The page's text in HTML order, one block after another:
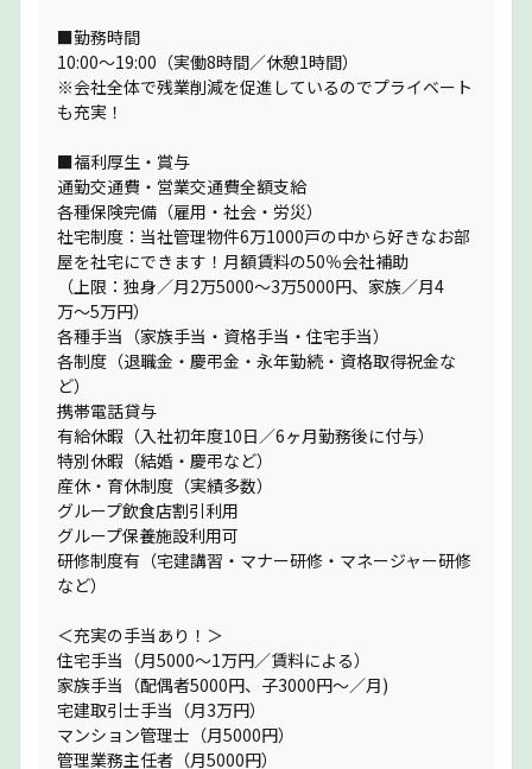
■勤務時間
10:00〜19:00（実働8時間／休憩1時間）
※会社全体で残業削減を促進しているのでプライベート
も充実！
■福利厚生・賞与
通勤交通費・営業交通費全額支給
各種保険完備（雇用・社会・労災）
社宅制度：当社管理物件6万1000戸の中から好きなお部
屋を社宅にできます！月額賃料の50％会社補助
（上限：独身／月2万5000〜3万5000円、家族／月4
万〜5万円）
各種手当（家族手当・資格手当・住宅手当）
各制度（退職金・慶弔金・永年勤続・資格取得祝金な
ど）
携帯電話貸与
有給休暇（入社初年度10日／6ヶ月勤務後に付与）
特別休暇（結婚・慶弔など）
産休・育休制度（実績多数）
グループ飲食店割引利用
グループ保養施設利用可
研修制度有（宅建講習・マナー研修・マネージャー研修
など）
＜充実の手当あり！＞
住宅手当（月5000〜1万円／賃料による）
家族手当（配偶者5000円、子3000円〜／月)
宅建取引士手当（月3万円）
マンション管理士（月5000円）
管理業務主任者（月5000円）